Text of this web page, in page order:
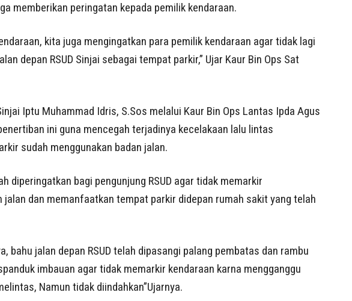
memberikan peringatan kepada pemilik kendaraan.
kita juga mengingatkan para pemilik kendaraan agar tidak lagi
depan RSUD Sinjai sebagai tempat parkir,” Ujar Kaur Bin Ops Sat
Iptu Muhammad Idris, S.Sos melalui Kaur Bin Ops Lantas Ipda Agus
ini guna mencegah terjadinya kecelakaan lalu lintas
sudah menggunakan badan jalan.
diperingatkan bagi pengunjung RSUD agar tidak memarkir
jalan dan memanfaatkan tempat parkir didepan rumah sakit yang telah
bahu jalan depan RSUD telah dipasangi palang pembatas dan rambu
imbauan agar tidak memarkir kendaraan karna mengganggu
Namun tidak diindahkan”Ujarnya.